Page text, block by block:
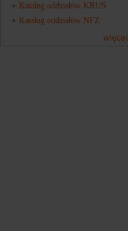
Katalog oddziałów KRUS
Katalog oddziałów NFZ
więcej